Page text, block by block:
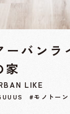
ーバンラ
家
LIKE
#モノトー